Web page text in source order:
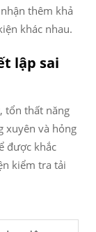
thêm khả
khác nhau.
lập sai
tổn thất năng
xuyên và hỏng
được khắc
kiểm tra tải